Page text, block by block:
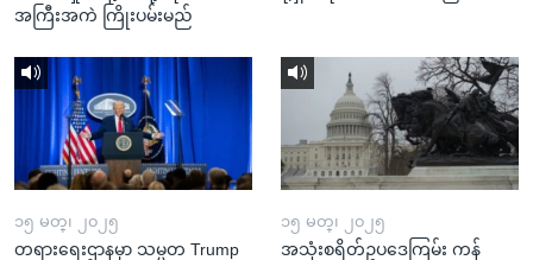
အကြီးအကဲ ကြိုးပမ်းမည်
၁၅ မတ္၊ ၂၀၂၅
တရားရေးဌာနမှာ သမ္မတ Trump
၁၅ မတ္၊ ၂၀၂၅
အသုံးစရိတ်ဥပဒေကြမ်း ကန်